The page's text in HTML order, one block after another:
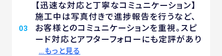
03
【迅速な対応と丁寧なコミュニケーション】
施工中は写真付きで進捗報告を行うなど、
お客様とのコミュニケーションを重視。スピ
ード対応とアフターフォローにも定評があり
…もっと見る